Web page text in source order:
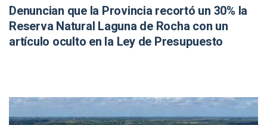
Denuncian que la Provincia recortó un 30% la
Reserva Natural Laguna de Rocha con un
artículo oculto en la Ley de Presupuesto